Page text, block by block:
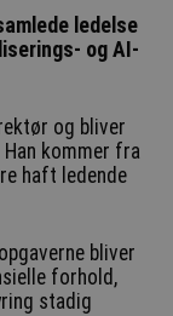
ledelse
og AI-
og bliver
kommer fra
haft ledende
bliver
forhold,
stadig